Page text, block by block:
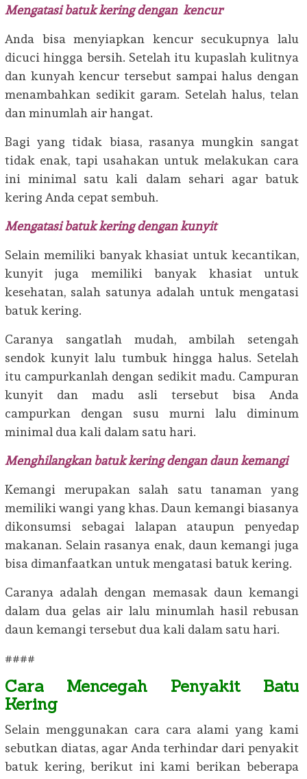
Mengatasi batuk kering dengan kencur
Anda bisa menyiapkan kencur secukupnya lalu
dicuci hingga bersih. Setelah itu kupaslah kulitnya
dan kunyah kencur tersebut sampai halus dengan
menambahkan sedikit garam. Setelah halus, telan
dan minumlah air hangat.
Bagi yang tidak biasa, rasanya mungkin sangat
tidak enak, tapi usahakan untuk melakukan cara
ini minimal satu kali dalam sehari agar batuk
kering Anda cepat sembuh.
Mengatasi batuk kering dengan kunyit
Selain memiliki banyak khasiat untuk kecantikan,
kunyit juga memiliki banyak khasiat untuk
kesehatan, salah satunya adalah untuk mengatasi
batuk kering.
Caranya sangatlah mudah, ambilah setengah
sendok kunyit lalu tumbuk hingga halus. Setelah
itu campurkanlah dengan sedikit madu. Campuran
kunyit dan madu asli tersebut bisa Anda
campurkan dengan susu murni lalu diminum
minimal dua kali dalam satu hari.
Menghilangkan batuk kering dengan daun kemangi
Kemangi merupakan salah satu tanaman yang
memiliki wangi yang khas. Daun kemangi biasanya
dikonsumsi sebagai lalapan ataupun penyedap
makanan. Selain rasanya enak, daun kemangi juga
bisa dimanfaatkan untuk mengatasi batuk kering.
Caranya adalah dengan memasak daun kemangi
dalam dua gelas air lalu minumlah hasil rebusan
daun kemangi tersebut dua kali dalam satu hari.
####
Cara Mencegah Penyakit Batu
Kering
Selain menggunakan cara cara alami yang kami
sebutkan diatas, agar Anda terhindar dari penyakit
batuk kering, berikut ini kami berikan beberapa